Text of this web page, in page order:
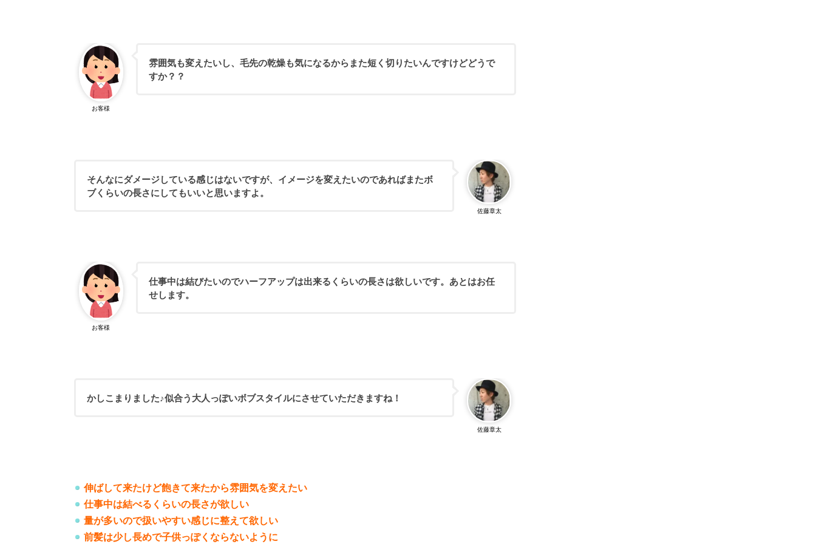
お客様
雰囲気も変えたいし、毛先の乾燥も気になるからまた短く切りたいんですけどどうで
すか？？
佐藤章太
そんなにダメージしている感じはないですが、イメージを変えたいのであればまたボ
ブくらいの長さにしてもいいと思いますよ。
お客様
仕事中は結びたいのでハーフアップは出来るくらいの長さは欲しいです。あとはお任
せします。
佐藤章太
かしこまりました♪似合う大人っぽいボブスタイルにさせていただきますね！
伸ばして来たけど飽きて来たから雰囲気を変えたい
仕事中は結べるくらいの長さが欲しい
量が多いので扱いやすい感じに整えて欲しい
前髪は少し長めで子供っぽくならないように